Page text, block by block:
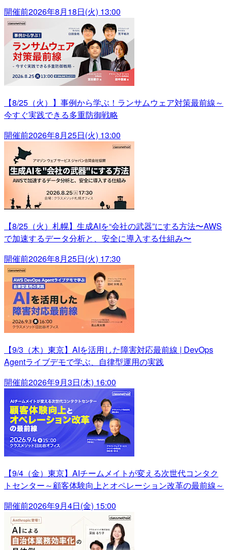
開催前2026年8月18日(火) 13:00
【8/25（火）】事例から学ぶ！ランサムウェア対策最前線～
今すぐ実践できる多重防御戦略
開催前2026年8月25日(火) 13:00
【8/25（火）札幌】生成AIを“会社の武器”にする方法〜AWS
で加速するデータ分析と、安全に導入する仕組み〜
開催前2026年8月25日(火) 17:30
【9/3（木）東京】AIを活用した障害対応最前線 | DevOps
Agentライブデモで学ぶ、自律型運用の実践
開催前2026年9月3日(木) 16:00
【9/4（金）東京】AIチームメイトが変える次世代コンタク
トセンター～顧客体験向上とオペレーション改革の最前線～
開催前2026年9月4日(金) 15:00